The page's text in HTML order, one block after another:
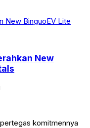
New
komitmennya